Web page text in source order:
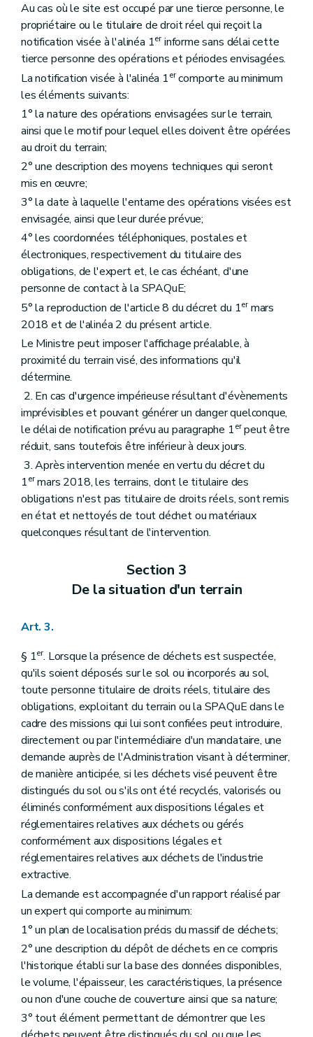
Au cas où le site est occupé par une tierce personne, le
propriétaire ou le titulaire de droit réel qui reçoit la
notification visée à l'alinéa 1erinforme sans délai cette
tierce personne des opérations et périodes envisagées.
La notification visée à l'alinéa 1ercomporte au minimum
les éléments suivants:
1° la nature des opérations envisagées sur le terrain,
ainsi que le motif pour lequel elles doivent être opérées
au droit du terrain;
2° une description des moyens techniques qui seront
mis en œuvre;
3° la date à laquelle l'entame des opérations visées est
envisagée, ainsi que leur durée prévue;
4° les coordonnées téléphoniques, postales et
électroniques, respectivement du titulaire des
obligations, de l'expert et, le cas échéant, d'une
personne de contact à la SPAQuE;
5° la reproduction de l'article 8 du décret du 1ermars
2018 et de l'alinéa 2 du présent article.
Le Ministre peut imposer l'affichage préalable, à
proximité du terrain visé, des informations qu'il
détermine.
2. En cas d'urgence impérieuse résultant d'évènements
imprévisibles et pouvant générer un danger quelconque,
le délai de notification prévu au paragraphe 1erpeut être
réduit, sans toutefois être inférieur à deux jours.
3. Après intervention menée en vertu du décret du
1ermars 2018, les terrains, dont le titulaire des
obligations n'est pas titulaire de droits réels, sont remis
en état et nettoyés de tout déchet ou matériaux
quelconques résultant de l'intervention.
Section 3
De la situation d'un terrain
Art. 3.
§ 1er. Lorsque la présence de déchets est suspectée,
qu'ils soient déposés sur le sol ou incorporés au sol,
toute personne titulaire de droits réels, titulaire des
obligations, exploitant du terrain ou la SPAQuE dans le
cadre des missions qui lui sont confiées peut introduire,
directement ou par l'intermédiaire d'un mandataire, une
demande auprès de l'Administration visant à déterminer,
de manière anticipée, si les déchets visé peuvent être
distingués du sol ou s'ils ont été recyclés, valorisés ou
éliminés conformément aux dispositions légales et
réglementaires relatives aux déchets ou gérés
conformément aux dispositions légales et
réglementaires relatives aux déchets de l'industrie
extractive.
La demande est accompagnée d'un rapport réalisé par
un expert qui comporte au minimum:
1° un plan de localisation précis du massif de déchets;
2° une description du dépôt de déchets en ce compris
l'historique établi sur la base des données disponibles,
le volume, l'épaisseur, les caractéristiques, la présence
ou non d'une couche de couverture ainsi que sa nature;
3° tout élément permettant de démontrer que les